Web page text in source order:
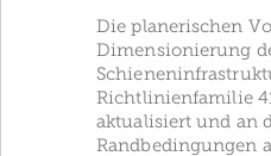
Die planerischen
Dimensionierung
Richtlinienfamilie
aktualisiert und an
Randbedingungen